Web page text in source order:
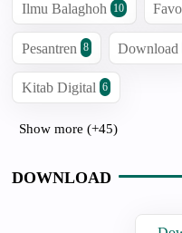
Ilmu Balaghoh 10
Pesantren 8 Download
Kitab Digital 6
Show more (+45)
DOWNLOAD